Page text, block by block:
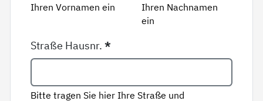
Ihren Vornamen ein
Ihren Nachnamen
ein
Straße Hausnr.*
Bitte tragen Sie hier Ihre Straße und